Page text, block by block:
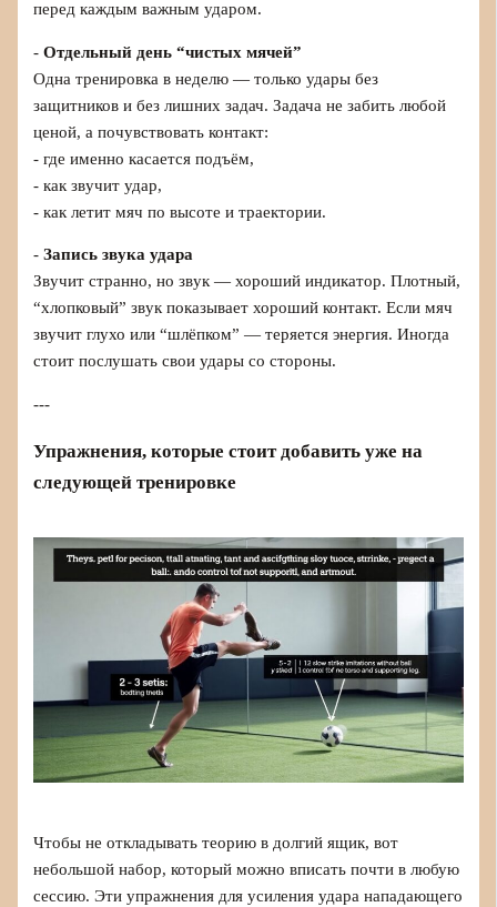
перед каждым важным ударом.
-Отдельный день “чистых мячей”
Одна тренировка в неделю — только удары без
защитников и без лишних задач. Задача не забить любой
ценой, а почувствовать контакт:
- где именно касается подъём,
- как звучит удар,
- как летит мяч по высоте и траектории.
-Запись звука удара
Звучит странно, но звук — хороший индикатор. Плотный,
“хлопковый” звук показывает хороший контакт. Если мяч
звучит глухо или “шлёпком” — теряется энергия. Иногда
стоит послушать свои удары со стороны.
---
Упражнения, которые стоит добавить уже на
следующей тренировке
Чтобы не откладывать теорию в долгий ящик, вот
небольшой набор, который можно вписать почти в любую
сессию. Эти упражнения для усиления удара нападающего